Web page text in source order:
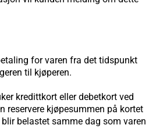
for varen fra det tidspunkt
til kjøperen.
kredittkort eller debetkort ved
reservere kjøpesummen på kortet
belastet samme dag som varen